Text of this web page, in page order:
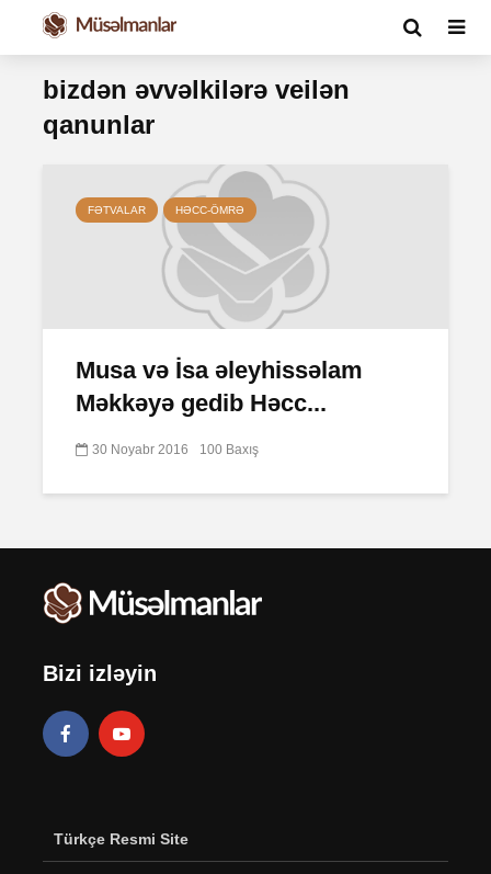
bizdən əvvəlkilərə veilən
qanunlar
FƏTVALAR HƏCC-ÖMRƏ
Musa və İsa əleyhissəlam
Məkkəyə gedib Həcc...
30 Noyabr 2016 100 Baxış
Bizi izləyin
Türkçe Resmi Site